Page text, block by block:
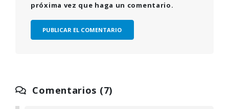
próxima vez que haga un comentario.
Comentarios (7)